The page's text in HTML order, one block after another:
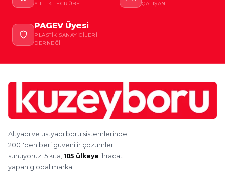
YILLIK TECRÜBE ÇALIŞAN
PAGEV Üyesi
PLASTIK SANAYICILERI
DERNEĞI
Altyapı ve üstyapı boru sistemlerinde
2001'den beri güvenilir çözümler
sunuyoruz. 5 kıta, 105 ülkeye ihracat
yapan global marka.